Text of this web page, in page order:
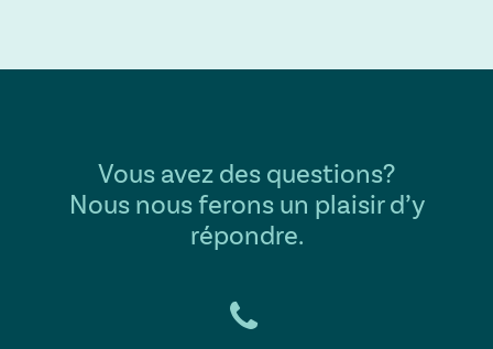
Vous avez des questions?
Nous nous ferons un plaisir d’y
répondre.